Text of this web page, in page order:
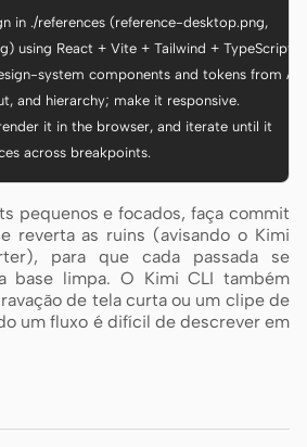
in ./references (reference-desktop.png,
using React + Vite + Tailwind + TypeScript.
system components and tokens from
and hierarchy; make it responsive.
it in the browser, and iterate until it
across breakpoints.
pequenos e focados, faça commit
reverta as ruins (avisando o Kimi
para que cada passada se
base limpa. O Kimi CLI também
de tela curta ou um clipe de
um fluxo é difícil de descrever em